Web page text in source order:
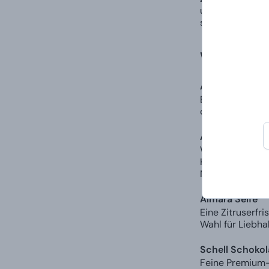
unsere
sagen.
Was
ALMARA
Eine
das
ALMARA
Wie startet
Kaffeepeelings
Nach der
Almara Seife
Eine
Wahl für
Schell
Feine